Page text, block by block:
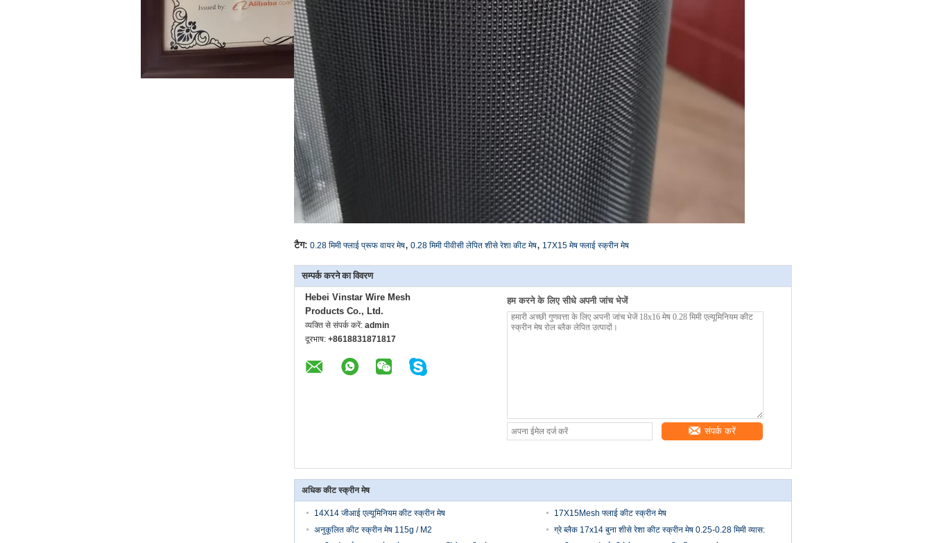
टैग: 0.28 मिमी फ्लाई प्रूफ वायर मेष, 0.28 मिमी पीवीसी लेपित शीसे रेशा कीट मेष, 17X15 मेष फ्लाई स्क्रीन मेष
सम्पर्क करने का विवरण
Hebei Vinstar Wire Mesh
Products Co., Ltd.
व्यक्ति से संपर्क करें: admin
दूरभाष: +8618831871817
हम करने के लिए सीधे अपनी जांच भेजें
संपर्क करें
अधिक कीट स्क्रीन मेष
14X14 जीआई एल्यूमिनियम कीट स्क्रीन मेष
17X15Mesh फ्लाई कीट स्क्रीन मेष
अनुकूलित कीट स्क्रीन मेष 115g / M2
ग्रे ब्लैक 17x14 बुना शीसे रेशा कीट स्क्रीन मेष 0.25-0.28 मिमी व्यास: